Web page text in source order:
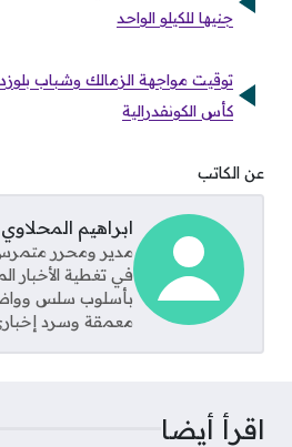
جنيها للكيلو الواحد
توقيت مواجهة الزمالك وشباب
كأس الكونفدرالية
عن الكاتب
ابراهيم المحلاوي
مدير ومحرر
في تغطية الأخبار
بأسلوب سلس
معمقة وسرد
اقرأ أيضا